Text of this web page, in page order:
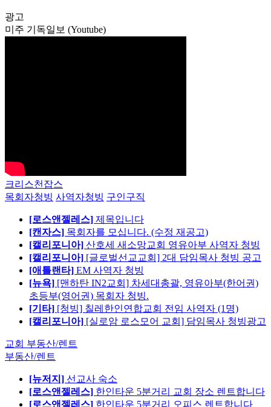
광고
미주 기독일보 (Youtube)
크리스천잡스
목회자청빙 사역자청빙 구인구직
[로스앤젤레스] 제목입니다
[캔자스] 목회자를 모십니다. (수정 재공고)
[캘리포니아] 산호세 새소망교회 영유아부 사역자 청빙
[캘리포니아] [글로벌선교교회] 2대 담임목사 청빙 공고
[애틀랜타] EM 사역자 청빙
[뉴욕] [맨하탄 IN2교회] 차세대총괄, 영유아부(한어권)
초등부(영어권) 목회자 청빙.
[기타] [청빙] 칠레한인연합교회 전임 사역자 (1명)
[캘리포니아] [실로암 로스모어 교회] 담임목사 청빙광고
교회 부동산/렌트
부동산/렌트
[뉴저지] 선교사 숙소
[로스앤젤레스] 한인타운 5분거리 교회 장소 렌트합니다
[로스앤젤레스] 한인타운 5분거리 오피스 렌트합니다